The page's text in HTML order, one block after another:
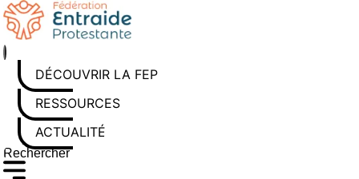
Aller
au
contenu
DÉCOUVRIR LA FEP
RESSOURCES
ACTUALITÉS
Rechercher sur le site
Saisissez au moins 3 caractères pour lancer la recherche